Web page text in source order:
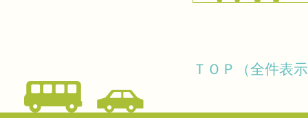
ＴＯＰ（全件表